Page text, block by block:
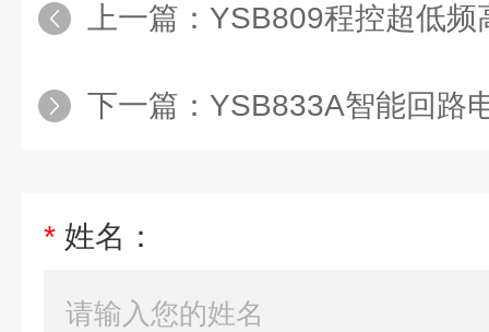
上一篇： YSB809程控超低频
下一篇： YSB833A智能回路
* 姓名：